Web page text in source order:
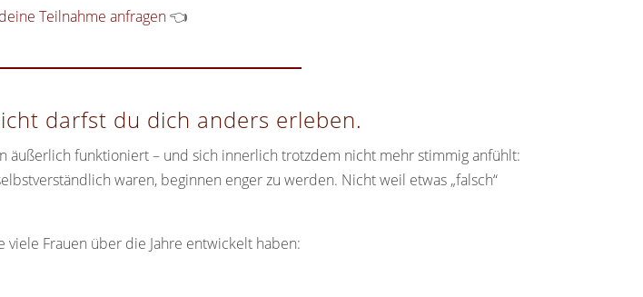
Teilnahme anfragen👈
darfst du dich anders erleben.
äußerlich funktioniert – und sich innerlich trotzdem nicht mehr stimmig anfühlt:
waren, beginnen enger zu werden. Nicht weil etwas „falsch“
Frauen über die Jahre entwickelt haben: